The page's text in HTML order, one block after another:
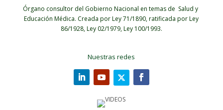
Órgano consultor del Gobierno Nacional en temas de Salud y
Educación Médica. Creada por Ley 71/1890, ratificada por Ley
86/1928, Ley 02/1979, Ley 100/1993.
Nuestras redes